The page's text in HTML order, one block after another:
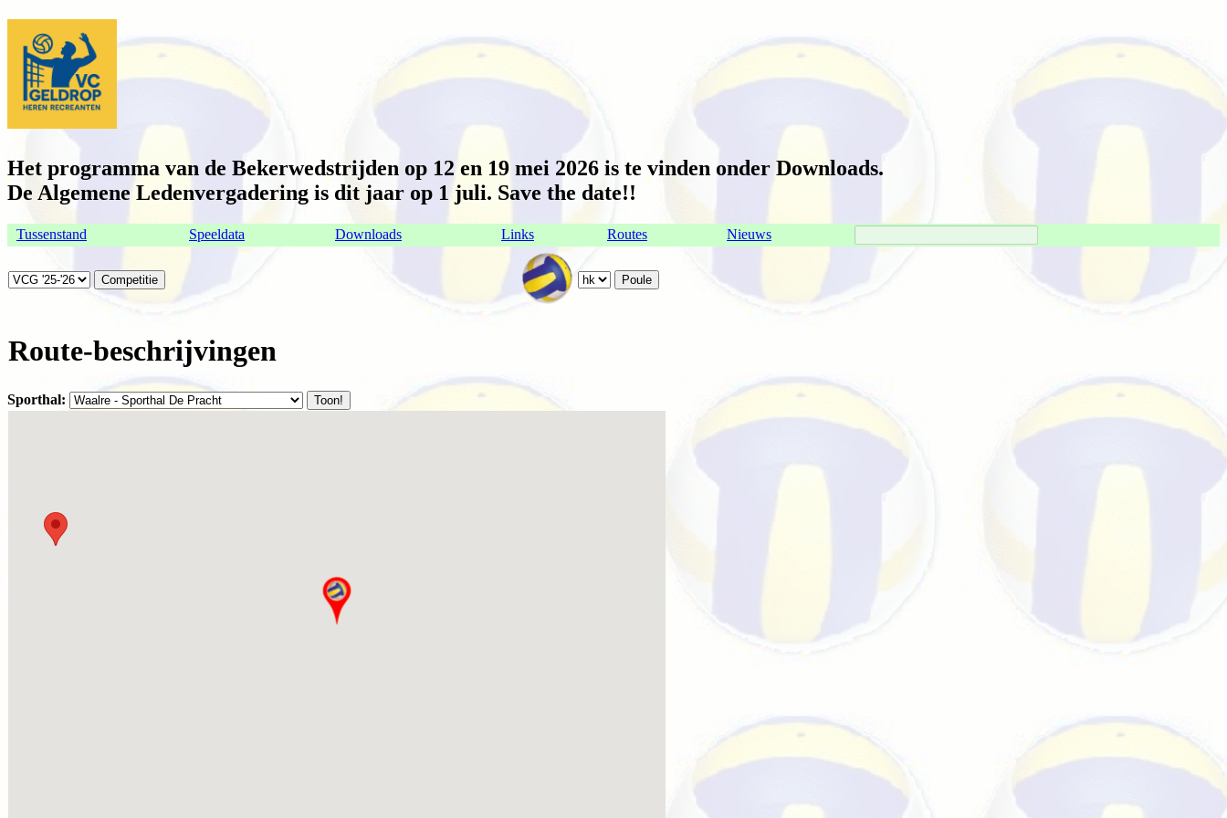
Het programma van de Bekerwedstrijden op 12 en 19 mei 2026 is te vinden onder Downloads.
De Algemene Ledenvergadering is dit jaar op 1 juli. Save the date!!
Tussenstand Speeldata Downloads Links Routes Nieuws
Route-beschrijvingen
Sporthal: